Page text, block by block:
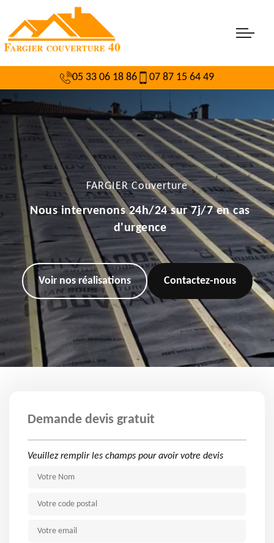
05 33 06 18 86 07 87 15 64 49
FARGIER Couverture
Nous intervenons 24h/24 sur 7j/7 en cas
d'urgence
Voir nos réalisations Contactez-nous
Demande devis gratuit
Veuillez remplir les champs pour avoir votre devis